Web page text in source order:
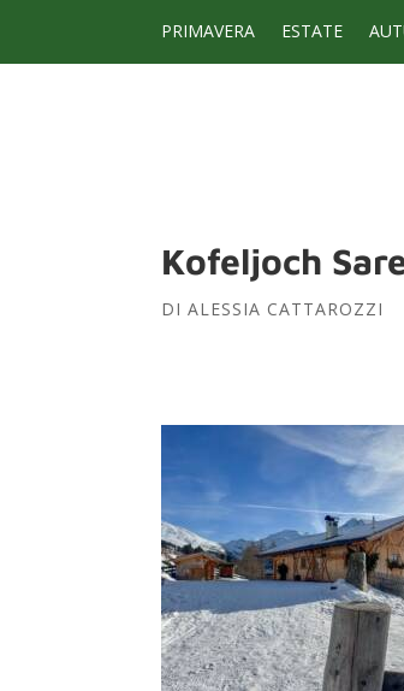
PRIMAVERA ESTATE
Kofeljoch
DIALESSIA CATTAROZZI